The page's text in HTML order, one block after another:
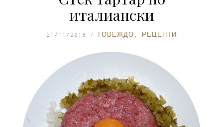
италиански
21/11/2018 ГОВЕЖДО РЕЦЕПТИ